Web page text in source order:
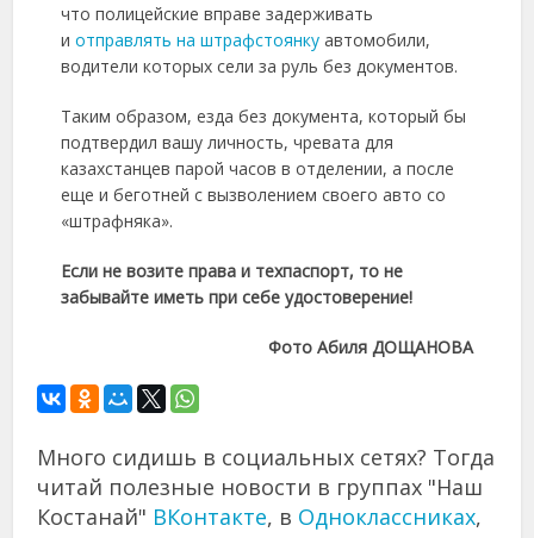
что полицейские вправе задерживать
иотправлять на штрафстоянку автомобили,
водители которых сели за руль без документов.
Таким образом, езда без документа, который бы
подтвердил вашу личность, чревата для
казахстанцев парой часов в отделении, а после
еще и беготней с вызволением своего авто со
«штрафняка».
Если не возите права и техпаспорт, то не
забывайте иметь при себе удостоверение!
Фото Абиля ДОЩАНОВА
Много сидишь в социальных сетях? Тогда
читай полезные новости в группах "Наш
Костанай" ВКонтакте, в Одноклассниках,